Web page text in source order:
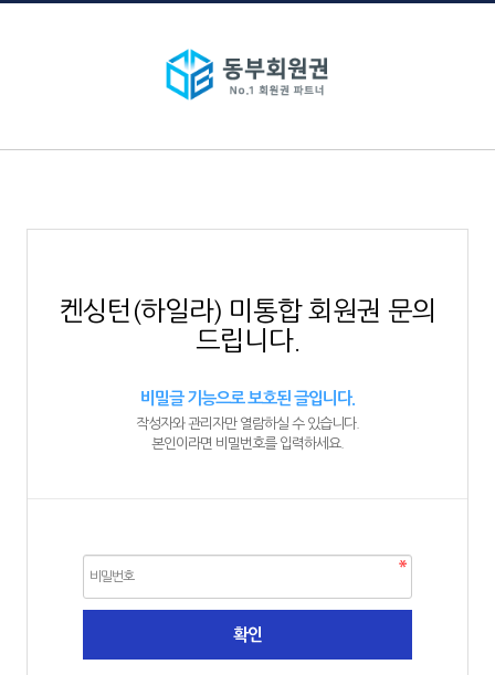
켄싱턴(하일라) 미통합 회원권 문의
드립니다.
비밀글 기능으로 보호된 글입니다.
작성자와 관리자만 열람하실 수 있습니다.
본인이라면 비밀번호를 입력하세요.